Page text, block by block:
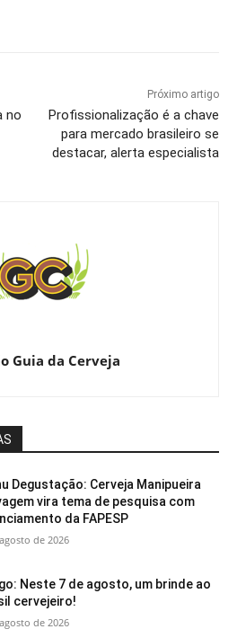
no
Próximo artigo
Profissionalização é a chave
para mercado brasileiro se
destacar, alerta especialista
Guia da Cerveja
Degustação: Cerveja Manipueira
vira tema de pesquisa com
da FAPESP
de 2026
Neste 7 de agosto, um brinde ao
cervejeiro!
de 2026